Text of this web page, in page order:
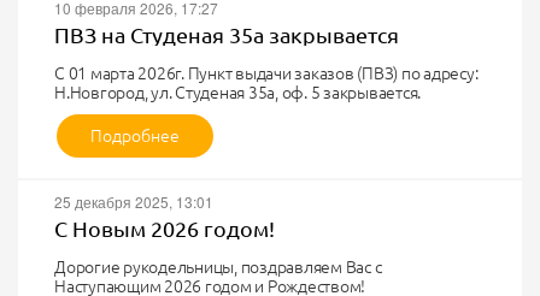
10 февраля 2026, 17:27
ПВЗ на Студеная 35а закрывается
С 01 марта 2026г. Пункт выдачи заказов (ПВЗ) по адресу:
Н.Новгород, ул. Студеная 35а, оф. 5 закрывается.
Наш интернет-магазин продолжит работу в обычном
режиме. О порядке выбора пряжи и получения заказов
сообщим дополнительно.
Telegram.
https://vk.com/club90372305
Подробнее
25 декабря 2025, 13:01
С Новым 2026 годом!
Дорогие рукодельницы, поздравляем Вас с
Наступающим 2026 годом и Рождеством!